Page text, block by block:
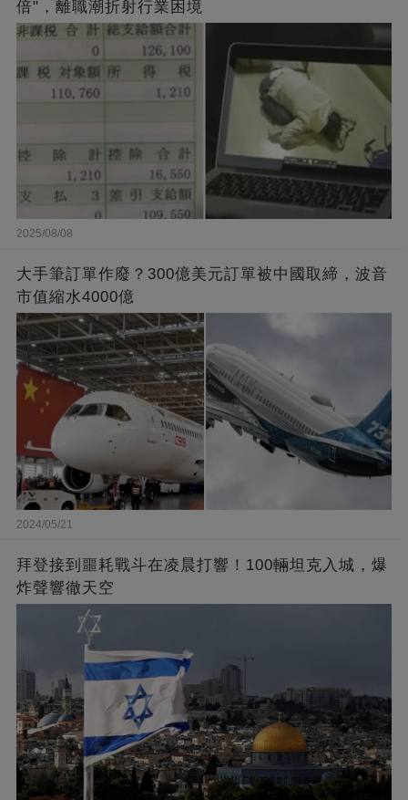
倍"，離職潮折射行業困境
2025/08/08
大手筆訂單作廢？300億美元訂單被中國取締，波音
市值縮水4000億
2024/05/21
拜登接到噩耗戰斗在凌晨打響！100輛坦克入城，爆
炸聲響徹天空